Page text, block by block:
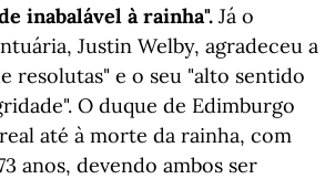
inabalável à rainha". Já o
Justin Welby, agradeceu a
resolutas" e o seu "alto sentido
O duque de Edimburgo
até à morte da rainha, com
anos, devendo ambos ser